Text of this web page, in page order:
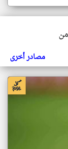
مصادر أخرى